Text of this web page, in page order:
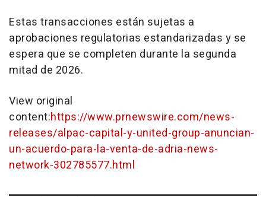
Estas transacciones están sujetas a
aprobaciones regulatorias estandarizadas y se
espera que se completen durante la segunda
mitad de 2026.
View original
content:https://www.prnewswire.com/news-
releases/alpac-capital-y-united-group-anuncian-
un-acuerdo-para-la-venta-de-adria-news-
network-302785577.html